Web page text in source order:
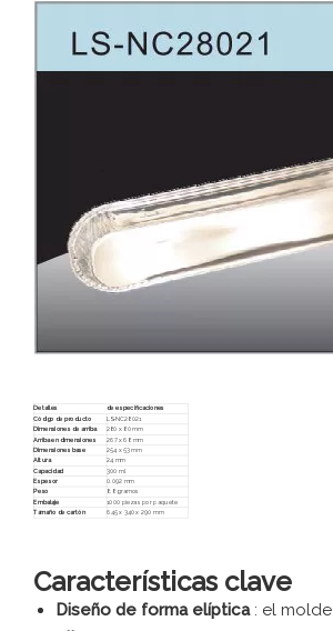
Detalles
de especificaciones
Código de producto
LS-NC28021
Dimensiones de arriba
280 x 80 mm
Arriba en dimensiones
267 x 68 mm
Dimensiones base
254 x 53 mm
Altura
24 mm
Capacidad
300 ml
Espesor
0.092 mm
Peso
8.8 gramos
Embalaje
1000 piezas por paquete
Tamaño de cartón
645 x 340 x 290 mm
Características clave
Diseño de forma elíptica : el molde